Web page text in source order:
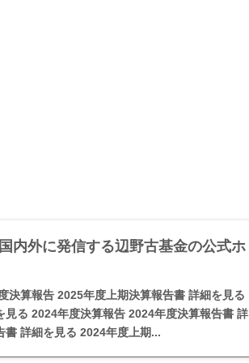
内外に発信する辺野古基金の公式ホ
決算報告 2025年度上期決算報告書 詳細を見る
見る 2024年度決算報告 2024年度決算報告書 詳
詳細を見る 2024年度上期...